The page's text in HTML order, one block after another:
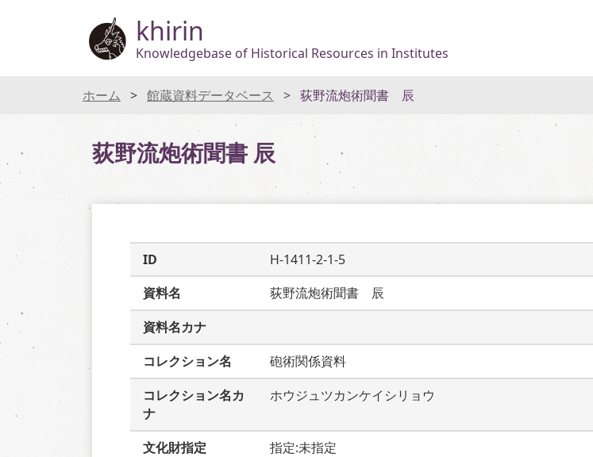
khirin
Knowledgebase of Historical Resources in Institutes
ホーム 館蔵資料データベース 荻野流炮術聞書 辰
荻野流炮術聞書 辰
ID
H-1411-2-1-5
資料名
荻野流炮術聞書　辰
資料名カナ
コレクション名
砲術関係資料
コレクション名カ
ナ
ホウジュツカンケイシリョウ
文化財指定
指定:未指定